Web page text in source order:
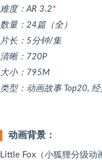
难度：AR 3.2*
数量：24篇（全）
片长：5分钟/集
清晰：720P
大小：795M
类型：动画故事 Top20,
动画背景：
Little Fox（小狐狸分级动